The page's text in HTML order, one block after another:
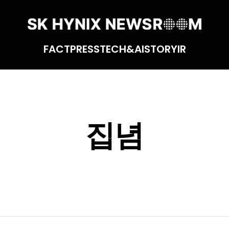
FACTPRESSTECH&AISTORYIR
집념